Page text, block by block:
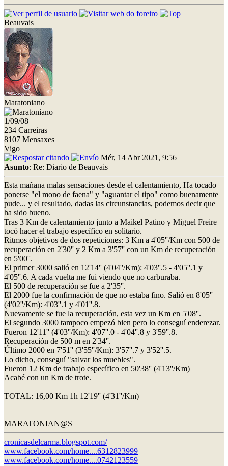
Beauvais
Maratoniano
1/09/08
234 Carreiras
8107 Mensaxes
Vigo
Mér, 14 Abr 2021, 9:56
Asunto: Re: Diario de Beauvais
Esta mañana malas sensaciones desde el calentamiento, Ha tocado
ponerse "el mono de faena" y "aguantar el tipo" como buenamente
pude... y el resultado, dadas las circunstancias, podemos decir que
ha sido bueno.
Tras 3 Km de calentamiento junto a Maikel Patino y Miguel Freire
tocó hacer el trabajo específico en solitario.
Ritmos objetivos de dos repeticiones: 3 Km a 4'05''/Km con 500 de
recuperación en 2'30'' y 2 Km a 3'57'' con un Km de recuperación
en 5'00''.
El primer 3000 salió en 12'14'' (4'04''/Km): 4'03''.5 - 4'05''.1 y
4'05''.6. A cada vuelta me fui viendo que no carburaba.
El 500 de recuperación se fue a 2'35''.
El 2000 fue la confirmación de que no estaba fino. Salió en 8'05''
(4'02''/Km): 4'03''.1 y 4'01''.8.
Nuevamente se fue la recuperación, esta vez un Km en 5'08''.
El segundo 3000 tampoco empezó bien pero lo conseguí enderezar.
Fueron 12'11'' (4'03''/Km): 4'07''.0 - 4'04''.8 y 3'59''.8.
Recuperación de 500 m en 2'34''.
Último 2000 en 7'51'' (3'55''/Km): 3'57''.7 y 3'52''.5.
Lo dicho, conseguí "salvar los muebles".
Fueron 12 Km de trabajo específico en 50'38'' (4'13''/Km)
Acabé con un Km de trote.
TOTAL: 16,00 Km 1h 12'19'' (4'31''/Km)
MARATONIAN@S
cronicasdelcarma.blogspot.com/
www.facebook.com/home....6312823999
www.facebook.com/home....0742123559